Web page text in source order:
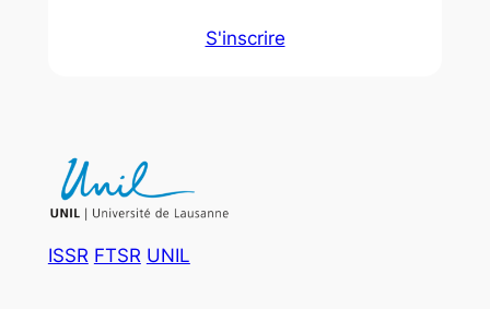
S'inscrire
ISSR FTSR UNIL